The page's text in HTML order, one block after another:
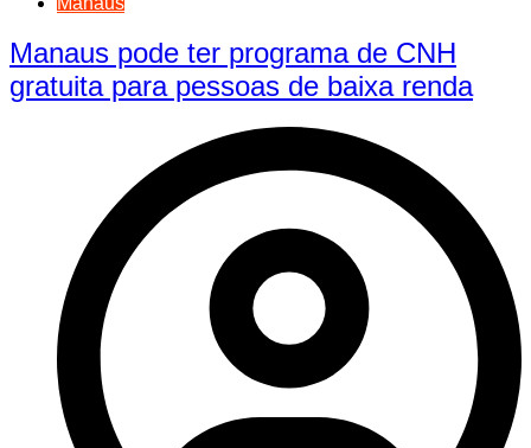
Manaus pode ter programa de CNH
gratuita para pessoas de baixa renda